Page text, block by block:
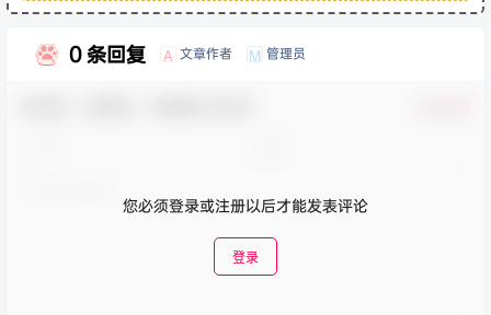
0 条回复 A 文章作者 M 管理员
您必须登录或注册以后才能发表评论
登录